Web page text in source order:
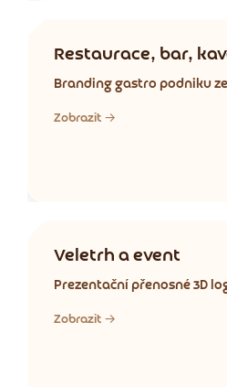
Restaurace, bar,
Branding gastro podniku
Zobrazit →
Veletrh a event
Prezentační přenosné 3D
Zobrazit →